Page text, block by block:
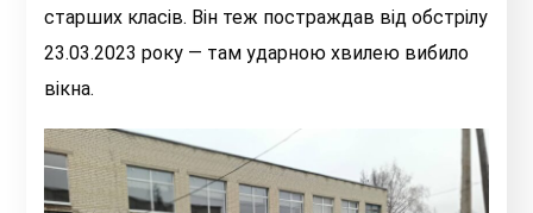
старших класів. Він теж постраждав від обстрілу
23.03.2023 року — там ударною хвилею вибило
вікна.